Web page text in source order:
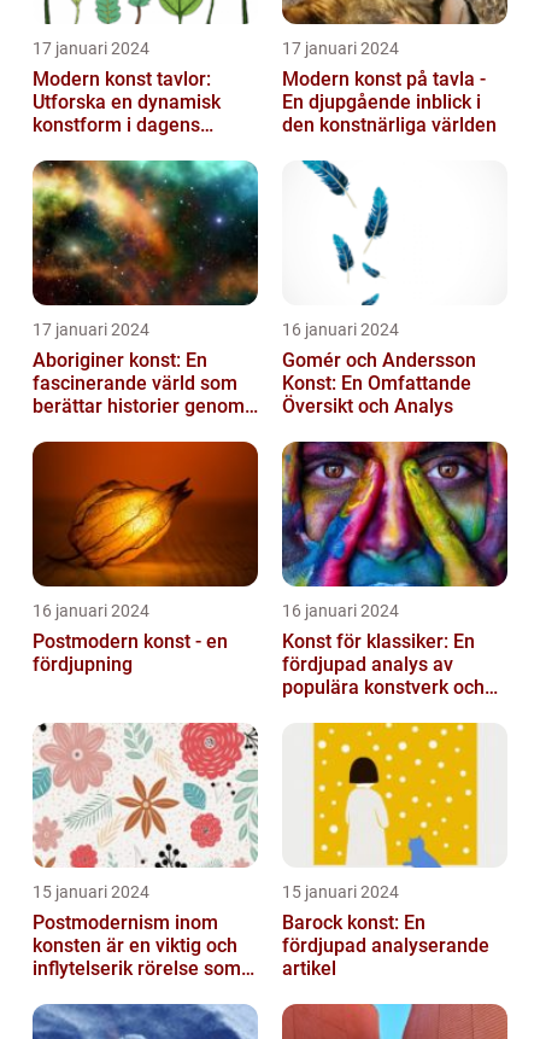
17 januari 2024
Modern konst tavlor:
Utforska en dynamisk
konstform i dagens
17 januari 2024
Modern konst på tavla -
En djupgående inblick i
den konstnärliga världen
17 januari 2024
Aboriginer konst: En
fascinerande värld som
berättar historier genom
16 januari 2024
Gomér och Andersson
Konst: En Omfattande
Översikt och Analys
16 januari 2024
Postmodern konst - en
fördjupning
16 januari 2024
Konst för klassiker: En
fördjupad analys av
populära konstverk och
15 januari 2024
Postmodernism inom
konsten är en viktig och
inflytelserik rörelse som
normer o...
15 januari 2024
Barock konst: En
fördjupad analyserande
artikel